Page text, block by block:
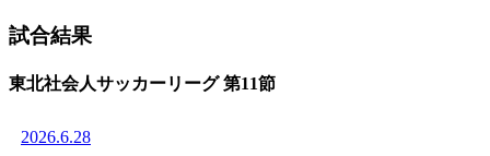
試合結果
東北社会人サッカーリーグ 第11節
2026.6.28